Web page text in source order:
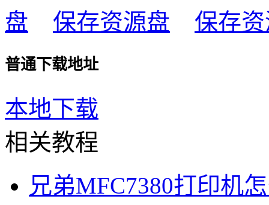
保存资源 保存
普通下载地址
本地下载
相关教程
兄弟MFC7380打印机